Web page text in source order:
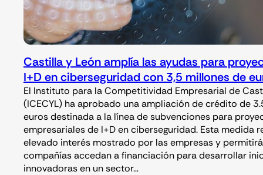
Castilla y León amplía las ayudas para
I+D en ciberseguridad con 3,5 millones de
El Instituto para la Competitividad Empresarial de
(ICECYL) ha aprobado una ampliación de crédito de
euros destinada a la línea de subvenciones para
empresariales de I+D en ciberseguridad. Esta medida
elevado interés mostrado por las empresas y
compañías accedan a financiación para desarrollar
innovadoras en un sector…